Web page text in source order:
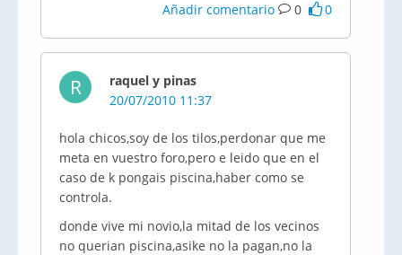
Añadir comentario 0 0
R
raquel y pinas
20/07/2010 11:37
hola chicos,soy de los tilos,perdonar que me
meta en vuestro foro,pero e leido que en el
caso de k pongais piscina,haber como se
controla.
donde vive mi novio,la mitad de los vecinos
no querian piscina,asike no la pagan,no la